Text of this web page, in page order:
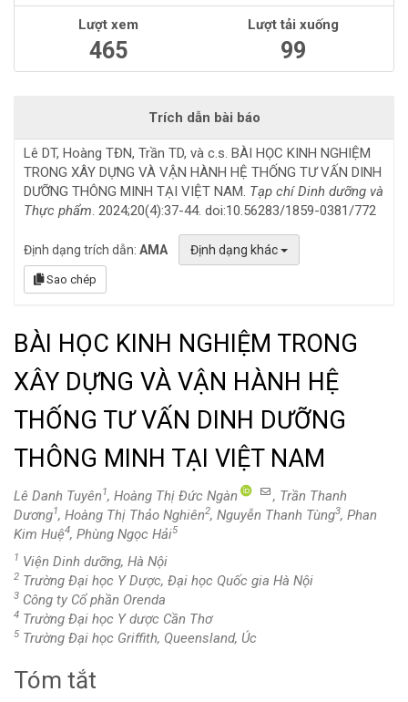
Lượt xem
465
Lượt tải xuống
99
Trích dẫn bài báo
Lê DT, Hoàng TĐN, Trần TD, và c.s. BÀI HỌC KINH NGHIỆM
TRONG XÂY DỰNG VÀ VẬN HÀNH HỆ THỐNG TƯ VẤN DINH
DƯỠNG THÔNG MINH TẠI VIỆT NAM. Tạp chí Dinh dưỡng và
Thực phẩm. 2024;20(4):37-44. doi:10.56283/1859-0381/772
Định dạng trích dẫn: AMA Định dạng khác
Sao chép
BÀI HỌC KINH NGHIỆM TRONG
XÂY DỰNG VÀ VẬN HÀNH HỆ
THỐNG TƯ VẤN DINH DƯỠNG
THÔNG MINH TẠI VIỆT NAM
Lê Danh Tuyên1, Hoàng Thị Đức Ngàn
, Trần Thanh
Dương1, Hoàng Thị Thảo Nghiên2, Nguyễn Thanh Tùng3, Phan
Kim Huệ4, Phùng Ngọc Hải5
1 Viện Dinh dưỡng, Hà Nội
2 Trường Đại học Y Dược, Đại học Quốc gia Hà Nội
3 Công ty Cổ phần Orenda
4 Trường Đại học Y dược Cần Thơ
5 Trường Đại học Griffith, Queensland, Úc
Nội
Tóm tắt